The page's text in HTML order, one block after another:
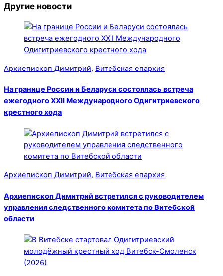
Другие новости
Архиепископ Димитрий, Витебская епархия
На границе России и Беларуси состоялась встреча
ежегодного XXII Международного Одигитриевского
крестного хода
Архиепископ Димитрий, Витебская епархия
Архиепископ Димитрий встретился с руководителем
управления следственного комитета по Витебской
области